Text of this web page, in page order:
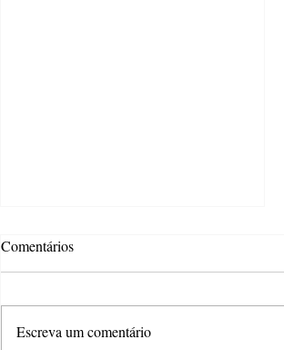
Comentários
Escreva um comentário